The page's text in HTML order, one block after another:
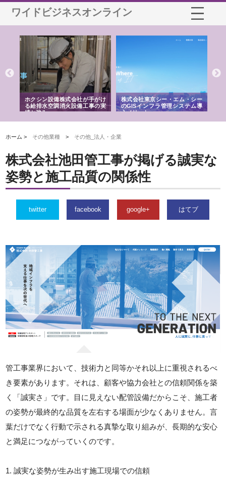
ワイドビジネスオンライン
ホクシン設備株式会社が手がけ
る給排水空調消火設備工事の実
績と強み
株式会社東京シー・エム・シー
のGISインフラ管理システム導
入メリット
ホーム > その他業種 > その他_法人・企業
株式会社池田管工事が掲げる誠実な
姿勢と施工品質の関係性
twitter facebook google+ はてブ
管工事業界において、技術力と同等かそれ以上に重視されるべ
き要素があります。それは、顧客や協力会社との信頼関係を築
く「誠実さ」です。目に見えない配管設備だからこそ、施工者
の姿勢が最終的な品質を左右する場面が少なくありません。言
葉だけでなく行動で示される真摯な取り組みが、長期的な安心
と満足につながっていくのです。
1. 誠実な姿勢が生み出す施工現場での信頼